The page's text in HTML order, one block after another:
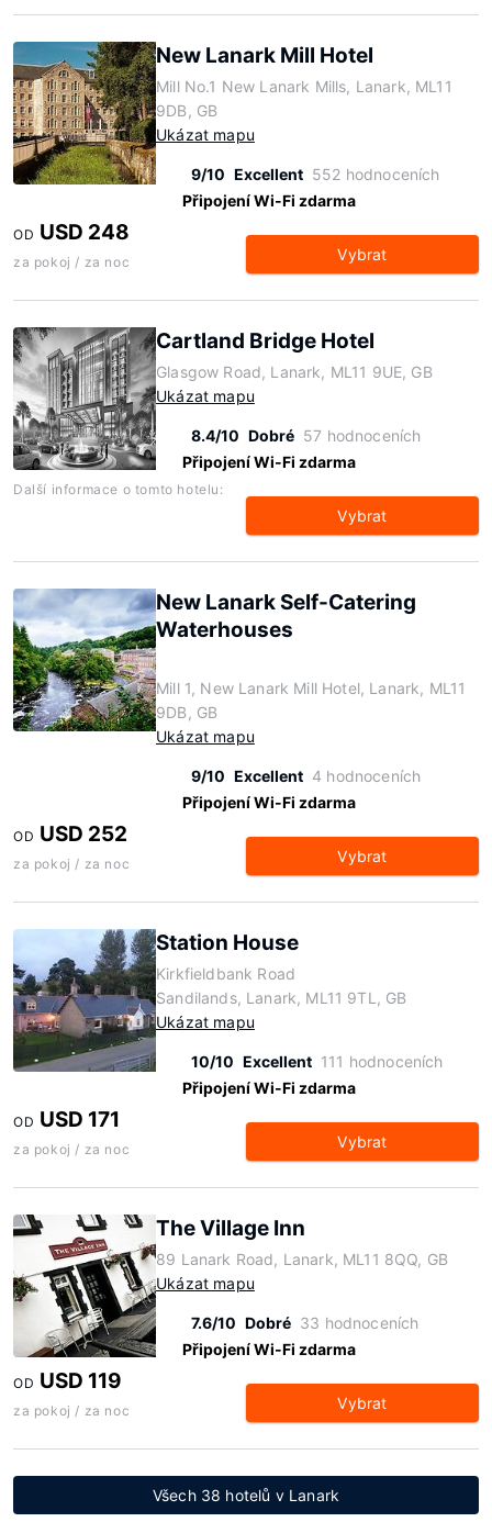
New Lanark Mill Hotel
Mill No.1 New Lanark Mills, Lanark, ML11
9DB, GB
Ukázat mapu
9/10 Excellent 552 hodnoceních
Připojení Wi-Fi zdarma
OD USD 248
za pokoj / za noc Vybrat
Cartland Bridge Hotel
Glasgow Road, Lanark, ML11 9UE, GB
Ukázat mapu
8.4/10 Dobré 57 hodnoceních
Připojení Wi-Fi zdarma
Další informace o tomto hotelu:
Vybrat
New Lanark Self-Catering
Waterhouses
Mill 1, New Lanark Mill Hotel, Lanark, ML11
9DB, GB
Ukázat mapu
9/10 Excellent 4 hodnoceních
Připojení Wi-Fi zdarma
OD USD 252
za pokoj / za noc Vybrat
Station House
Kirkfieldbank Road
Sandilands, Lanark, ML11 9TL, GB
Ukázat mapu
10/10 Excellent 111 hodnoceních
Připojení Wi-Fi zdarma
OD USD 171
za pokoj / za noc Vybrat
The Village Inn
89 Lanark Road, Lanark, ML11 8QQ, GB
Ukázat mapu
7.6/10 Dobré 33 hodnoceních
Připojení Wi-Fi zdarma
OD USD 119
za pokoj / za noc Vybrat
Všech 38 hotelů v Lanark